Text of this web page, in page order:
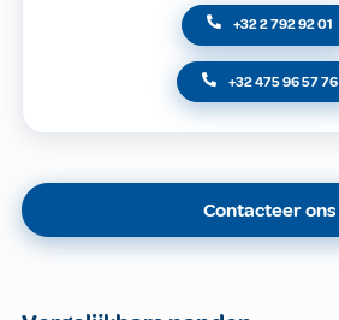
+32 2 792 92 01
+32 475 96 57 76
Contacteer ons